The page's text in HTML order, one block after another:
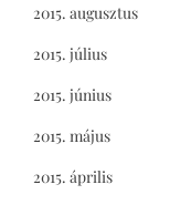
2015. augusztus
2015. július
2015. június
2015. május
2015. április